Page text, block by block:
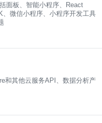
面板、智能小程序、React
、微信小程序、小程序开发工具
和其他云服务API、数据分析产